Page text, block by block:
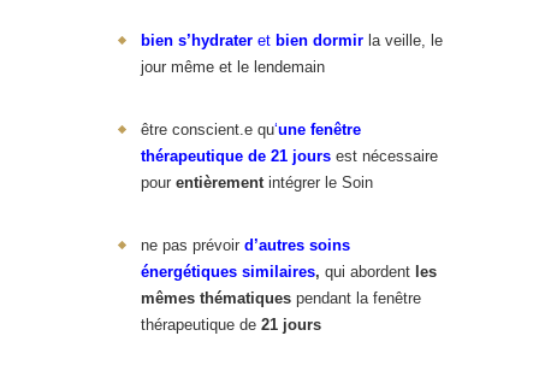
bien s’hydrater et bien dormir la veille, le
jour même et le lendemain
être conscient.e qu‘une fenêtre
thérapeutique de 21 jours est nécessaire
pour entièrementintégrer le Soin
ne pas prévoir d’autres soins
énergétiques similaires, qui abordent les
mêmes thématiques pendant la fenêtre
thérapeutique de 21 jours